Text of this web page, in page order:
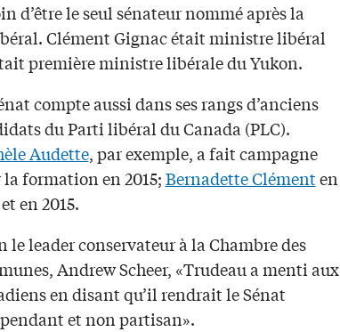
d’être le seul sénateur nommé après la
Clément Gignac était ministre libéral
première ministre libérale du Yukon.
compte aussi dans ses rangs d’anciens
du Parti libéral du Canada (PLC).
Audette, par exemple, a fait campagne
formation en 2015;Bernadette Clémenten
en 2015.
le leader conservateur à la Chambre des
Andrew Scheer, «Trudeau a menti aux
en disant qu’il rendrait le Sénat
et non partisan».